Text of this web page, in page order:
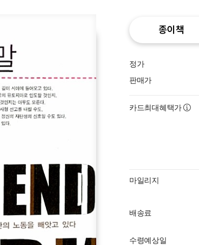
종이책
정가
판매가
카드최대혜택가
마일리지
배송료
수령예상일